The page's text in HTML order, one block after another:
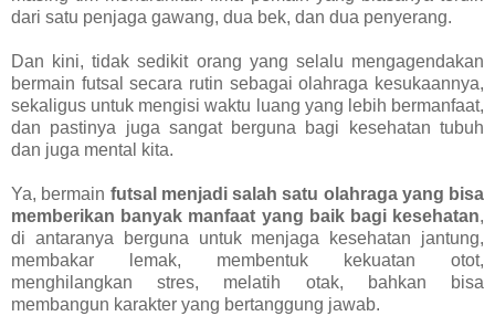
dari satu penjaga gawang, dua bek, dan dua penyerang.
Dan kini, tidak sedikit orang yang selalu mengagendakan
bermain futsal secara rutin sebagai olahraga kesukaannya,
sekaligus untuk mengisi waktu luang yang lebih bermanfaat,
dan pastinya juga sangat berguna bagi kesehatan tubuh
dan juga mental kita.
Ya, bermain futsal menjadi salah satu olahraga yang bisa
memberikan banyak manfaat yang baik bagi kesehatan,
di antaranya berguna untuk menjaga kesehatan jantung,
membakar lemak, membentuk kekuatan otot,
menghilangkan stres, melatih otak, bahkan bisa
membangun karakter yang bertanggung jawab.